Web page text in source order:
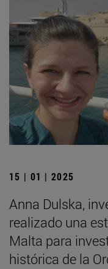
15 | 01 | 2025
Anna Dulska,
realizado una
Malta para
histórica de la